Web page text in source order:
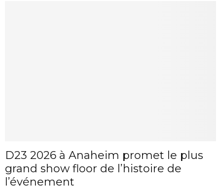
D23 2026 à Anaheim promet le plus
grand show floor de l’histoire de
l’événement